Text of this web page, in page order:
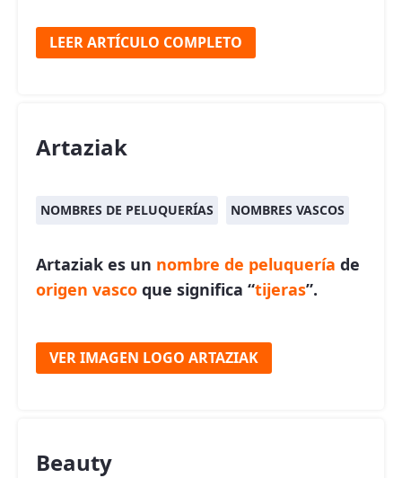
LEER ARTÍCULO COMPLETO
Artaziak
NOMBRES DE PELUQUERÍAS NOMBRES VASCOS
Artaziak es un nombre de peluquería de
origen vasco que significa “tijeras”.
VER IMAGEN LOGO ARTAZIAK
Beauty